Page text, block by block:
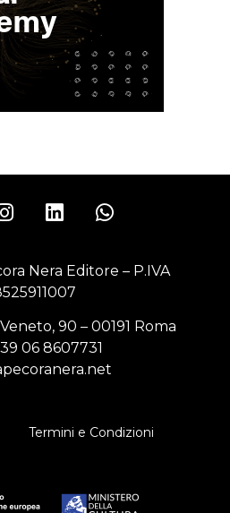
Nera Editore – P.IVA
90 – 00191 Roma
06 8607731
Termini e Condizioni